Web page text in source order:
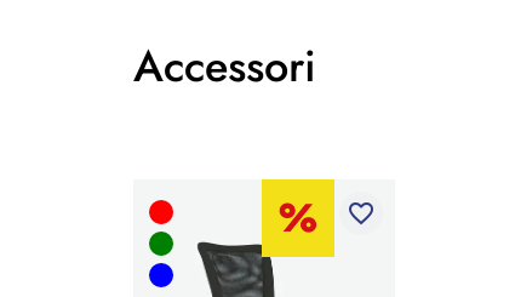
Accessori
favorite_border